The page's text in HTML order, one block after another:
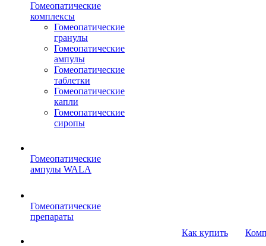
Гомеопатические
комплексы
Гомеопатические
гранулы
Гомеопатические
ампулы
Гомеопатические
таблетки
Гомеопатические
капли
Гомеопатические
сиропы
Гомеопатические
ампулы WALA
Гомеопатические
препараты
Как купить